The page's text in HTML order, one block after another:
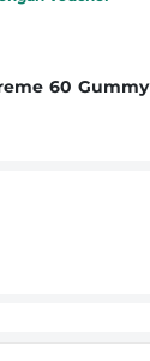
60 Gummy